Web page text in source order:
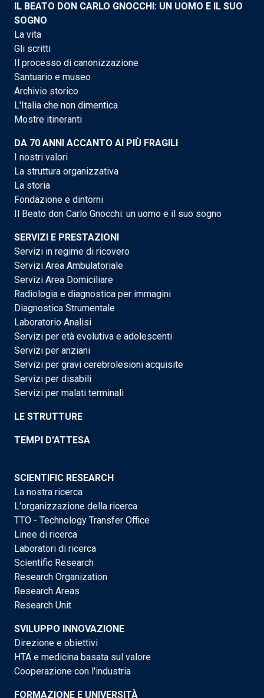
IL BEATO DON CARLO GNOCCHI: UN UOMO E IL SUO
SOGNO
La vita
Gli scritti
Il processo di canonizzazione
Santuario e museo
Archivio storico
L'Italia che non dimentica
Mostre itineranti
DA 70 ANNI ACCANTO AI PIÙ FRAGILI
I nostri valori
La struttura organizzativa
La storia
Fondazione e dintorni
Il Beato don Carlo Gnocchi: un uomo e il suo sogno
SERVIZI E PRESTAZIONI
Servizi in regime di ricovero
Servizi Area Ambulatoriale
Servizi Area Domiciliare
Radiologia e diagnostica per immagini
Diagnostica Strumentale
Laboratorio Analisi
Servizi per età evolutiva e adolescenti
Servizi per anziani
Servizi per gravi cerebrolesioni acquisite
Servizi per disabili
Servizi per malati terminali
LE STRUTTURE
TEMPI D'ATTESA
SCIENTIFIC RESEARCH
La nostra ricerca
L'organizzazione della ricerca
TTO - Technology Transfer Office
Linee di ricerca
Laboratori di ricerca
Scientific Research
Research Organization
Research Areas
Research Unit
SVILUPPO INNOVAZIONE
Direzione e obiettivi
HTA e medicina basata sul valore
Cooperazione con l'industria
FORMAZIONE E UNIVERSITÀ